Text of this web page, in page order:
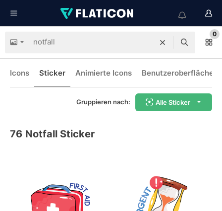
0
Icons Sticker Animierte Icons
Gruppieren nach: Alle Sticker
76 Notfall Sticker